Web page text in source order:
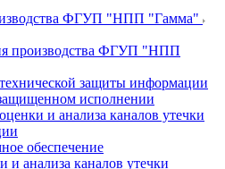
ФГУП "НПП "Гамма"
производства ФГУП "НПП
защиты информации
исполнении
и анализа каналов утечки
обеспечение
и анализа каналов утечки